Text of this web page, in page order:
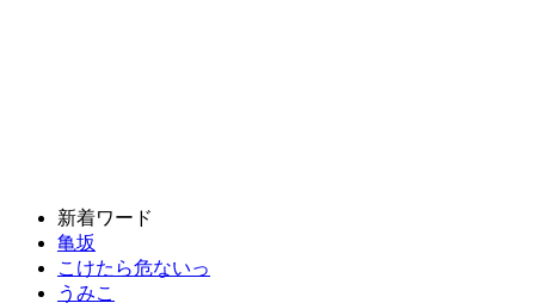
新着ワード
亀坂
こけたら危ないっ
うみこ